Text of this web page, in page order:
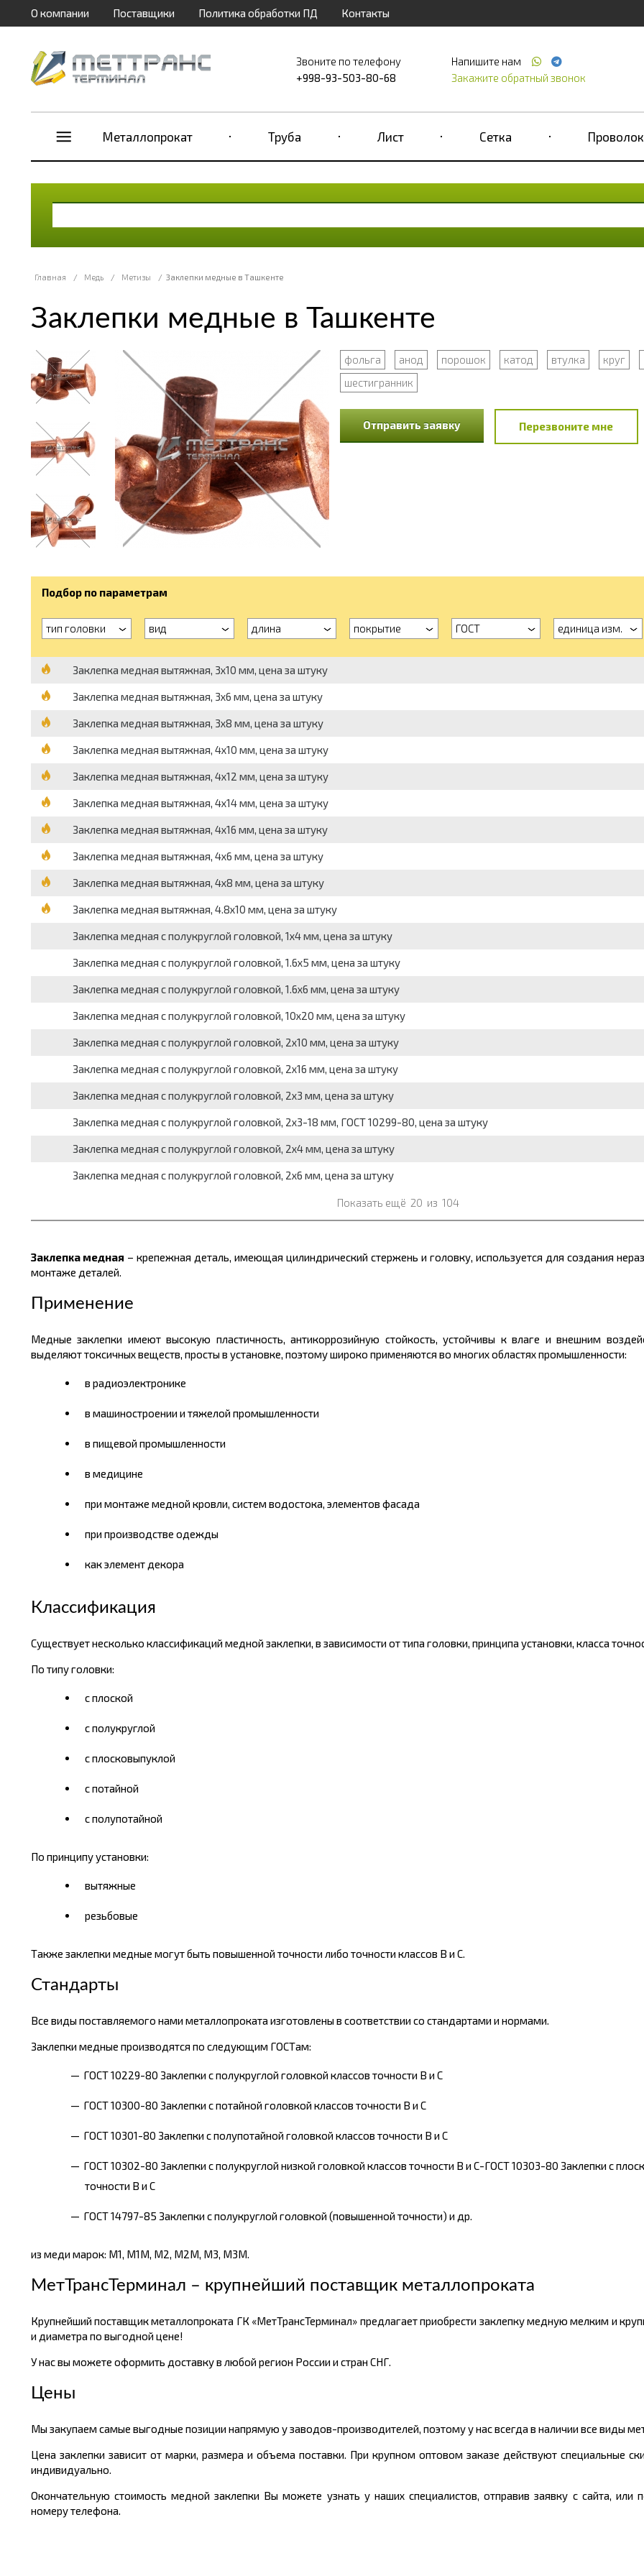
О компании Поставщики Политика обработки ПД Контакты
Звоните по телефону
+998-93-503-80-68
Напишите нам
Закажите обратный звонок
Металлопрокат Труба Лист Сетка
Главная / Медь / Метизы / Заклепки медные в Ташкенте
Заклепки медные в Ташкенте
фольга анод порошок катод втулка круг
шестигранник
Отправить заявку Перезвоните мне
Подбор по параметрам
тип головки вид длина покрытие ГОСТ единица изм.
Заклепка медная вытяжная, 3х10 мм, цена за штуку
Заклепка медная вытяжная, 3х6 мм, цена за штуку
Заклепка медная вытяжная, 3х8 мм, цена за штуку
Заклепка медная вытяжная, 4х10 мм, цена за штуку
Заклепка медная вытяжная, 4х12 мм, цена за штуку
Заклепка медная вытяжная, 4х14 мм, цена за штуку
Заклепка медная вытяжная, 4х16 мм, цена за штуку
Заклепка медная вытяжная, 4х6 мм, цена за штуку
Заклепка медная вытяжная, 4х8 мм, цена за штуку
Заклепка медная вытяжная, 4.8х10 мм, цена за штуку
Заклепка медная с полукруглой головкой, 1х4 мм, цена за штуку
Заклепка медная с полукруглой головкой, 1.6х5 мм, цена за штуку
Заклепка медная с полукруглой головкой, 1.6х6 мм, цена за штуку
Заклепка медная с полукруглой головкой, 10х20 мм, цена за штуку
Заклепка медная с полукруглой головкой, 2х10 мм, цена за штуку
Заклепка медная с полукруглой головкой, 2х16 мм, цена за штуку
Заклепка медная с полукруглой головкой, 2х3 мм, цена за штуку
Заклепка медная с полукруглой головкой, 2х3-18 мм, ГОСТ 10299-80, цена за штуку
Заклепка медная с полукруглой головкой, 2х4 мм, цена за штуку
Заклепка медная с полукруглой головкой, 2х6 мм, цена за штуку
Показать ещё 20 из 104
Заклепка медная – крепежная деталь, имеющая цилиндрический стержень и головку, используется для создания
монтаже деталей.
Применение
Медные заклепки имеют высокую пластичность, антикоррозийную стойкость, устойчивы к влаге и внешним
выделяют токсичных веществ, просты в установке, поэтому широко применяются во многих областях промышленности:
в радиоэлектронике
в машиностроении и тяжелой промышленности
в пищевой промышленности
в медицине
при монтаже медной кровли, систем водостока, элементов фасада
при производстве одежды
как элемент декора
Классификация
Существует несколько классификаций медной заклепки, в зависимости от типа головки, принципа установки, класса
По типу головки:
с плоской
с полукруглой
с плосковыпуклой
с потайной
с полупотайной
По принципу установки:
вытяжные
резьбовые
Также заклепки медные могут быть повышенной точности либо точности классов В и С.
Стандарты
Все виды поставляемого нами металлопроката изготовлены в соответствии со стандартами и нормами.
Заклепки медные производятся по следующим ГОСТам:
ГОСТ 10229-80 Заклепки с полукруглой головкой классов точности В и С
ГОСТ 10300-80 Заклепки с потайной головкой классов точности В и С
ГОСТ 10301-80 Заклепки с полупотайной головкой классов точности В и С
ГОСТ 10302-80 Заклепки с полукруглой низкой головкой классов точности В и С-ГОСТ 10303-80 Заклепки с
точности В и С
ГОСТ 14797-85 Заклепки с полукруглой головкой (повышенной точности) и др.
из меди марок: М1, М1М, М2, М2М, М3, М3М.
МетТрансТерминал – крупнейший поставщик металлопроката
Крупнейший поставщик металлопроката ГК «МетТрансТерминал» предлагает приобрести заклепку медную мелким и
и диаметра по выгодной цене!
У нас вы можете оформить доставку в любой регион России и стран СНГ.
Цены
Мы закупаем самые выгодные позиции напрямую у заводов-производителей, поэтому у нас всегда в наличии все виды
Цена заклепки зависит от марки, размера и объема поставки. При крупном оптовом заказе действуют специальные
индивидуально.
Окончательную стоимость медной заклепки Вы можете узнать у наших специалистов, отправив заявку с сайта, или
номеру телефона.